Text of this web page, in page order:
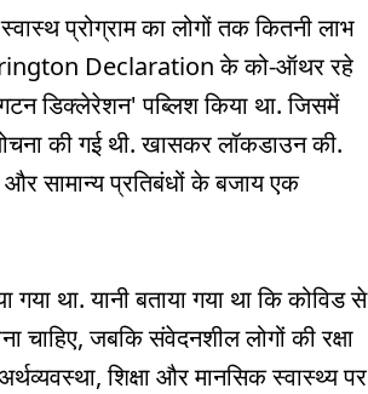
प्रोग्राम का लोगों तक कितनी लाभ
Declaration के को-ऑथर रहे
डिक्लेरेशन' पब्लिश किया था. जिसमें
की गई थी. खासकर लॉकडाउन की.
सामान्य प्रतिबंधों के बजाय एक
था. यानी बताया गया था कि कोविड से
चाहिए, जबकि संवेदनशील लोगों की रक्षा
शिक्षा और मानसिक स्वास्थ्य पर